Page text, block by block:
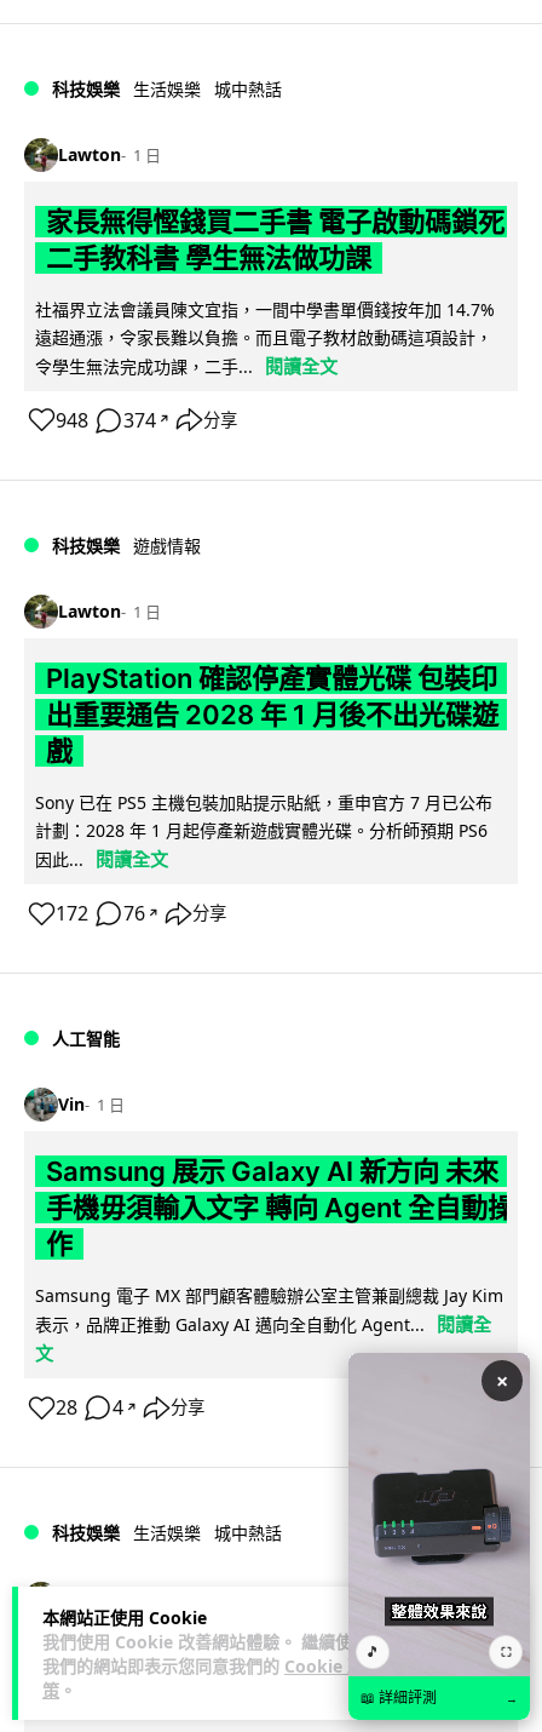
本網站正使用 Cookie
我們使用 Cookie 改善網站體驗。 繼續使用
我們的網站即表示您同意我們的 Cookie 政
策 。
科技娛樂 生活娛樂 城中熱話
Lawton 1 日
家長無得慳錢買二手書 電子啟動碼鎖死
二手教科書 學生無法做功課
社福界立法會議員陳文宜指，一間中學書單價錢按年加 14.7%
遠超通漲，令家長難以負擔。而且電子教材啟動碼這項設計，
令學生無法完成功課，二手...
閱讀全文
948 374 ↗ 分享
科技娛樂 遊戲情報
Lawton 1 日
PlayStation 確認停產實體光碟 包裝印
出重要通告 2028 年 1 月後不出光碟遊
戲
Sony 已在 PS5 主機包裝加貼提示貼紙，重申官方 7 月已公布
計劃：2028 年 1 月起停產新遊戲實體光碟。分析師預期 PS6
因此...
閱讀全文
172 76 ↗ 分享
人工智能
Vin 1 日
Samsung 展示 Galaxy AI 新方向 未來
手機毋須輸入文字 轉向 Agent 全自動操
作
Samsung 電子 MX 部門顧客體驗辦公室主管兼副總裁 Jay Kim
表示，品牌正推動 Galaxy AI 邁向全自動化 Agent...
閱讀全
文
28 4 ↗ 分享
科技娛樂 生活娛樂 城中熱話
港夫婦澳門的士拾相機 據為己有被的士
Cam 睇到 2 個月後再入境被捕
×
🎵 ⛶
📖 詳細評測 →